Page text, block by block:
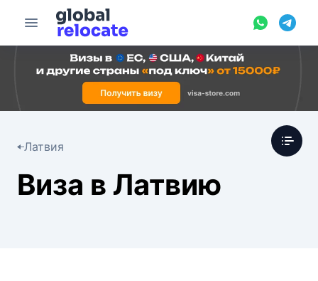
Латвия
Виза в Латвию